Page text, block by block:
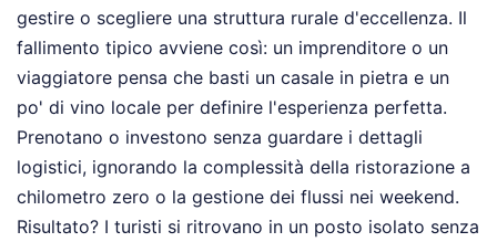
gestire o scegliere una struttura rurale d'eccellenza. Il
fallimento tipico avviene così: un imprenditore o un
viaggiatore pensa che basti un casale in pietra e un
po' di vino locale per definire l'esperienza perfetta.
Prenotano o investono senza guardare i dettagli
logistici, ignorando la complessità della ristorazione a
chilometro zero o la gestione dei flussi nei weekend.
Risultato? I turisti si ritrovano in un posto isolato senza